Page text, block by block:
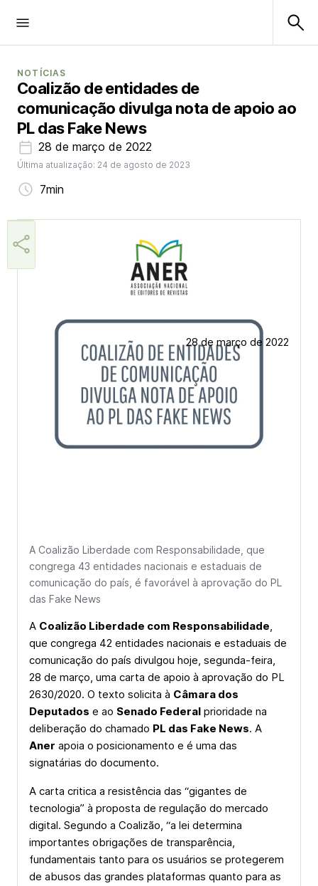
NOTÍCIAS
Coalizão de entidades de
comunicação divulga nota de apoio ao
PL das Fake News
28 de março de 2022
Última atualização: 24 de agosto de 2023
7min
28 de março de 2022
A Coalizão Liberdade com Responsabilidade, que
congrega 43 entidades nacionais e estaduais de
comunicação do país, é favorável à aprovação do PL
das Fake News
A Coalizão Liberdade com Responsabilidade,
que congrega 42 entidades nacionais e estaduais de
comunicação do país divulgou hoje, segunda-feira,
28 de março, uma carta de apoio à aprovação do PL
2630/2020. O texto solicita à Câmara dos
Deputados e ao Senado Federal prioridade na
deliberação do chamado PL das Fake News. A
Aner apoia o posicionamento e é uma das
signatárias do documento.
A carta critica a resistência das “gigantes de
tecnologia” à proposta de regulação do mercado
digital. Segundo a Coalizão, “a lei determina
importantes obrigações de transparência,
fundamentais tanto para os usuários se protegerem
de abusos das grandes plataformas quanto para as